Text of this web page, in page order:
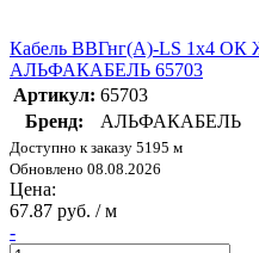
Кабель ВВГнг(А)-LS 1х4 ОК
АЛЬФАКАБЕЛЬ 65703
Артикул: 65703
Бренд:
АЛЬФАКАБЕЛЬ
Доступно к заказу 5195 м
Обновлено 08.08.2026
Цена:
67.87 руб. / м
-